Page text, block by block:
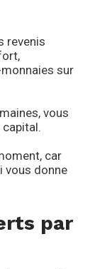
revenis
sur
vous
car
vous donne
par